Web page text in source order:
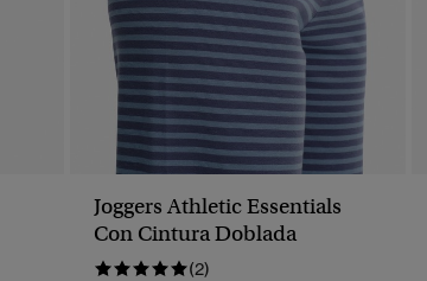
Joggers Athletic Essentials
Con Cintura Doblada
(2)